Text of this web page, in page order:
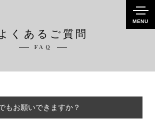
MENU
くあるご質問
FAQ
もお願いできますか？